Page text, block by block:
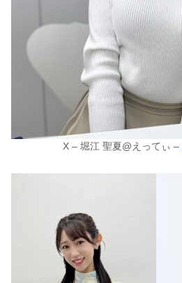
X – 堀江 聖夏@えってぃ –